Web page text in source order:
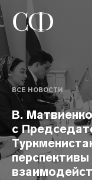
ВСЕ НОВОСТИ
В.
с